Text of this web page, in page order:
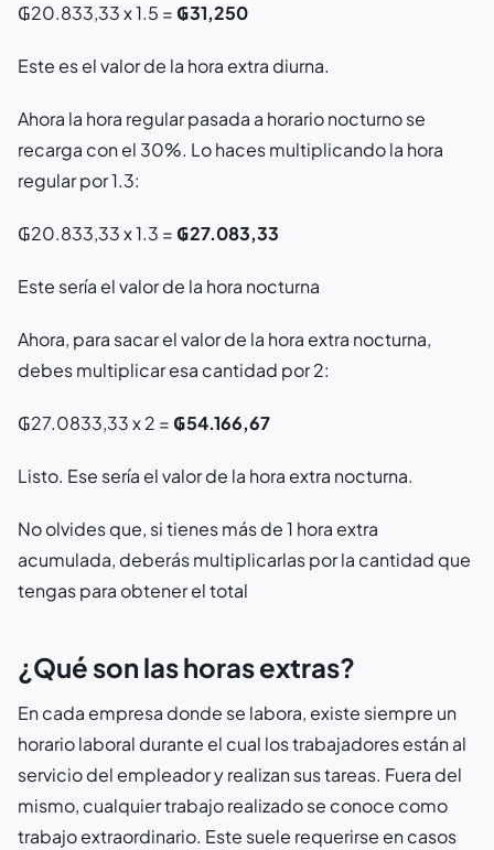
₲20.833,33 x 1.5 = ₲31,250
Este es el valor de la hora extra diurna.
Ahora la hora regular pasada a horario nocturno se
recarga con el 30%. Lo haces multiplicando la hora
regular por 1.3:
₲20.833,33 x 1.3 = ₲27.083,33
Este sería el valor de la hora nocturna
Ahora, para sacar el valor de la hora extra nocturna,
debes multiplicar esa cantidad por 2:
₲27.0833,33 x 2 = ₲54.166,67
Listo. Ese sería el valor de la hora extra nocturna.
No olvides que, si tienes más de 1 hora extra
acumulada, deberás multiplicarlas por la cantidad que
tengas para obtener el total
¿Qué son las horas extras?
En cada empresa donde se labora, existe siempre un
horario laboral durante el cual los trabajadores están al
servicio del empleador y realizan sus tareas. Fuera del
mismo, cualquier trabajo realizado se conoce como
trabajo extraordinario. Este suele requerirse en casos